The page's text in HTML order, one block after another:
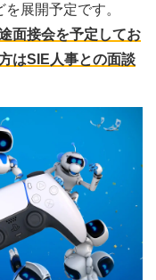
展開予定です。
面接会を予定してお
はSIE人事との面談